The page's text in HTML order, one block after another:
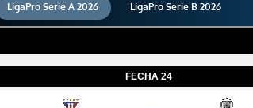
LigaPro Serie A 2026 LigaPro Serie B 2026